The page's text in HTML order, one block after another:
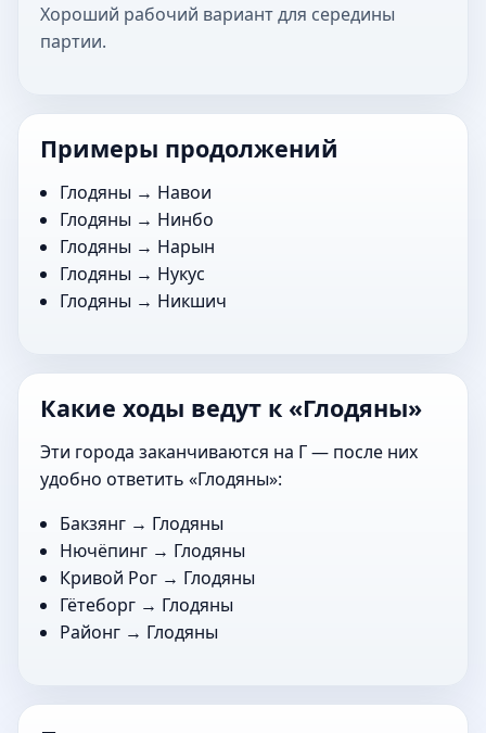
Хороший рабочий вариант для середины
партии.
Примеры продолжений
Глодяны → Навои
Глодяны → Нинбо
Глодяны → Нарын
Глодяны → Нукус
Глодяны → Никшич
Какие ходы ведут к «Глодяны»
Эти города заканчиваются на Г — после них
удобно ответить «Глодяны»:
Бакзянг → Глодяны
Нючёпинг → Глодяны
Кривой Рог → Глодяны
Гётеборг → Глодяны
Районг → Глодяны